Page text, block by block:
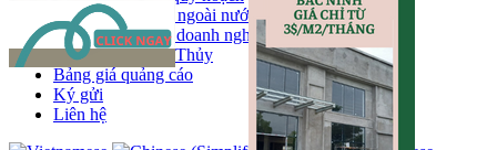
Thị trường ngoài nước
Hoạt động doanh nghiẹp
Tin Phong Thủy
Bảng giá quảng cáo
Ký gửi
Liên hệ